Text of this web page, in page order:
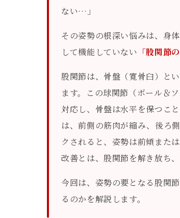
ない…」
その姿勢の根深い悩みは、身
して機能していない 「股関節
股関節は、骨盤（寛骨臼）と
ます。この球関節（ボール＆
対応し、骨盤は水平を保つこ
は、前側の筋肉が縮み、後ろ
クされると、姿勢は前傾また
改善とは、股関節を解き放ち
今回は、姿勢の要となる股関
るのかを解説します。